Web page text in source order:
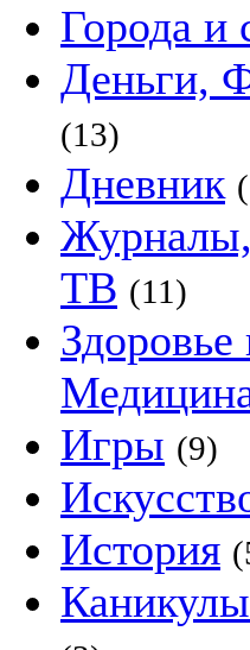
Города и
Деньги,
(13)
Дневник
ТВ (11)
Здоровье
Игры (9)
История